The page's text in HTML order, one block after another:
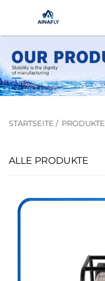
STARTSEITE / PRODUKTE
ALLE PRODUKTE